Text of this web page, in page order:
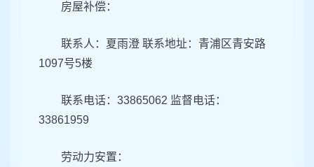
房屋补偿：
联系人：夏雨澄 联系地址：青浦区青安路
1097号5楼
联系电话：33865062 监督电话：
33861959
劳动力安置：